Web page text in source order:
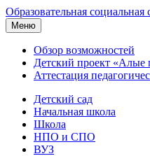
Образовательная социальная
Меню
Обзор возможностей
Детский проект «Алые
Аттестация
Детский сад
Начальная школа
Школа
НПО и СПО
ВУЗ